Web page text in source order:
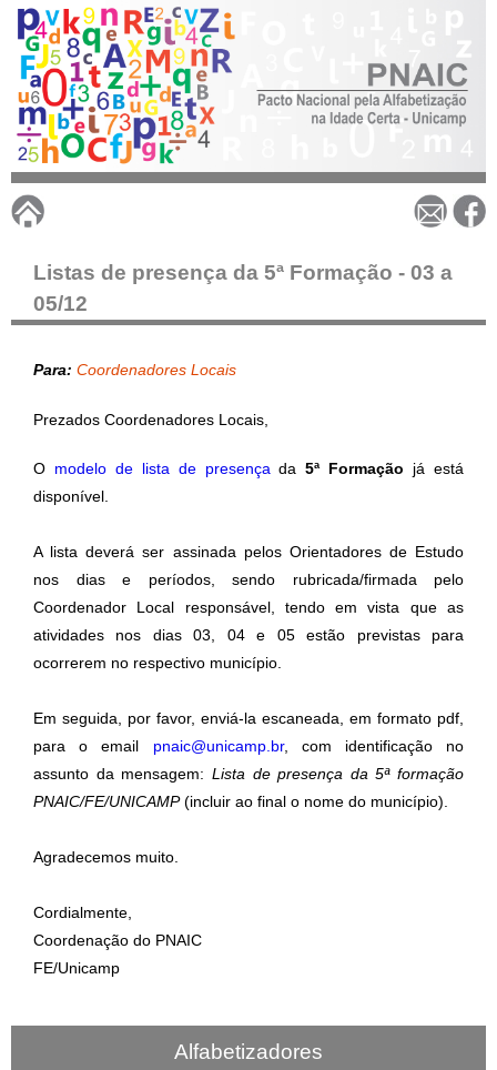
Pular
para
o
conteúdo
principal
P
N
A
C
Listas de presença da 5ª Formação - 03 a
05/12
Para: Coordenadores Locais
Prezados Coordenadores Locais,
O modelo de lista de presença da5ª Formação já está
disponível.
A lista deverá ser assinada pelos Orientadores de Estudo
nos dias e períodos, sendo rubricada/firmada pelo
Coordenador Local responsável, tendo em vista que as
atividades nos dias 03, 04 e 05 estão previstas para
ocorrerem no respectivo município.
Em seguida, por favor, enviá-la escaneada, em formato pdf,
para o email pnaic@unicamp.br, com identificação no
assunto da mensagem: Lista de presença da 5ª formação
PNAIC/FE/UNICAMP(incluir ao final o nome do município).
Agradecemos muito.
Cordialmente,
Coordenação do PNAIC
FE/Unicamp
Alfabetizadores